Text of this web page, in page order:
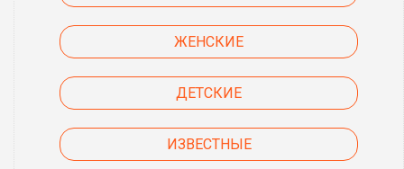
ЖЕНСКИЕ
ДЕТСКИЕ
ИЗВЕСТНЫЕ